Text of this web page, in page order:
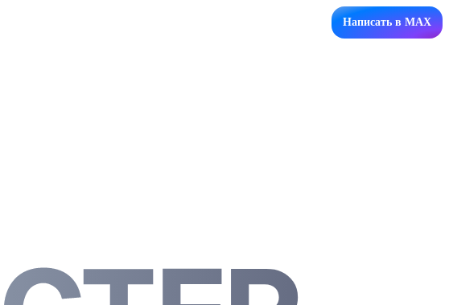
Написать в MAX